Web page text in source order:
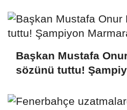
Başkan Mustafa
sözünü tuttu!